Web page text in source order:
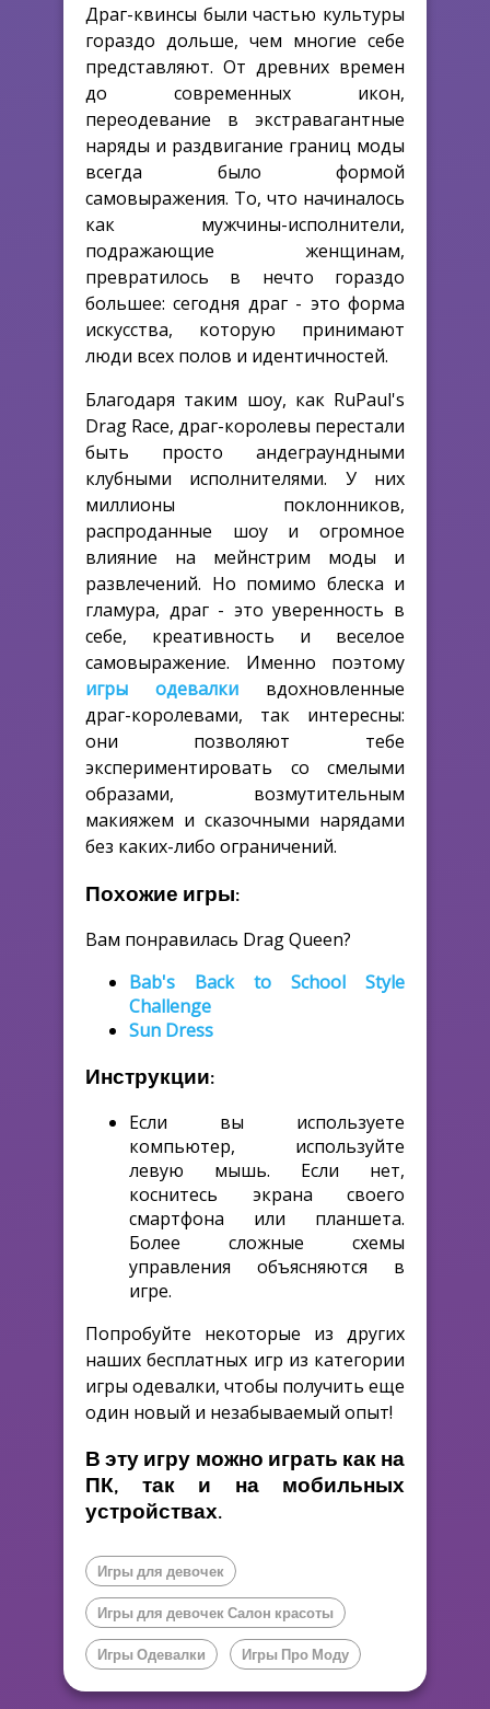
Драг-квинсы были частью культуры
гораздо дольше, чем многие себе
представляют. От древних времен
до современных икон,
переодевание в экстравагантные
наряды и раздвигание границ моды
всегда было формой
самовыражения. То, что начиналось
как мужчины-исполнители,
подражающие женщинам,
превратилось в нечто гораздо
большее: сегодня драг - это форма
искусства, которую принимают
люди всех полов и идентичностей.
Благодаря таким шоу, как RuPaul's
Drag Race, драг-королевы перестали
быть просто андеграундными
клубными исполнителями. У них
миллионы поклонников,
распроданные шоу и огромное
влияние на мейнстрим моды и
развлечений. Но помимо блеска и
гламура, драг - это уверенность в
себе, креативность и веселое
самовыражение. Именно поэтому
игры одевалки вдохновленные
драг-королевами, так интересны:
они позволяют тебе
экспериментировать со смелыми
образами, возмутительным
макияжем и сказочными нарядами
без каких-либо ограничений.
Похожие игры:
Вам понравилась Drag Queen?
Bab's Back to School Style
Challenge
Sun Dress
Инструкции:
Если вы используете
компьютер, используйте
левую мышь. Если нет,
коснитесь экрана своего
смартфона или планшета.
Более сложные схемы
управления объясняются в
игре.
Попробуйте некоторые из других
наших бесплатных игр из категории
игры одевалки, чтобы получить еще
один новый и незабываемый опыт!
В эту игру можно играть как на
ПК, так и на мобильных
устройствах.
Игры для девочек
Игры для девочек Салон красоты
Игры Одевалки Игры Про Моду